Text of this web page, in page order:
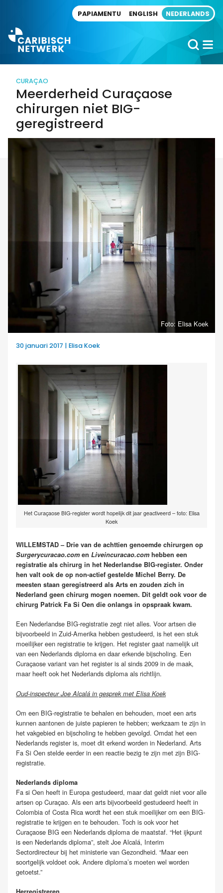
PAPIAMENTU ENGLISH NEDERLANDS
CURAÇAO
Meerderheid Curaçaose
chirurgen niet BIG-
geregistreerd
Foto: Elisa Koek
30 januari 2017 | Elisa Koek
Het Curaçaose BIG-register wordt hopelijk dit jaar geactiveerd – foto: Elisa
Koek
WILLEMSTAD – Drie van de achttien genoemde chirurgen op
Surgerycuracao.com en Liveincuracao.com hebben een
registratie als chirurg in het Nederlandse BIG-register. Onder
hen valt ook de op non-actief gestelde Michel Berry. De
meesten staan geregistreerd als Arts en zouden zich in
Nederland geen chirurg mogen noemen. Dit geldt ook voor de
chirurg Patrick Fa Si Oen die onlangs in opspraak kwam.
Een Nederlandse BIG-registratie zegt niet alles. Voor artsen die
bijvoorbeeld in Zuid-Amerika hebben gestudeerd, is het een stuk
moeilijker een registratie te krijgen. Het register gaat namelijk uit
van een Nederlands diploma en daar erkende bijscholing. Een
Curaçaose variant van het register is al sinds 2009 in de maak,
maar heeft ook het Nederlands diploma als richtlijn.
Oud-inspecteur Joe Alcalá in gesprek met Elisa Koek
Om een BIG-registratie te behalen en behouden, moet een arts
kunnen aantonen de juiste papieren te hebben; werkzaam te zijn in
het vakgebied en bijscholing te hebben gevolgd. Omdat het een
Nederlands register is, moet dit erkend worden in Nederland. Arts
Fa Si Oen stelde eerder in een reactie bezig te zijn met zijn BIG-
registratie.
Nederlands diploma
Fa si Oen heeft in Europa gestudeerd, maar dat geldt niet voor alle
artsen op Curaçao. Als een arts bijvoorbeeld gestudeerd heeft in
Colombia of Costa Rica wordt het een stuk moeilijker om een BIG-
registratie te krijgen en te behouden. Toch is ook voor het
Curaçaose BIG een Nederlands diploma de maatstaf. “Het ijkpunt
is een Nederlands diploma”, stelt Joe Alcalá, Interim
Sectordirecteur bij het ministerie van Gezondheid. “Maar een
soortgelijk voldoet ook. Andere diploma’s moeten wel worden
getoetst.”